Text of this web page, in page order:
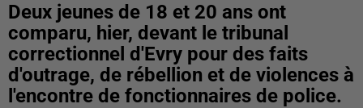
Deux jeunes de 18 et 20 ans ont
comparu, hier, devant le tribunal
correctionnel d'Evry pour des faits
d'outrage, de rébellion et de violences à
l'encontre de fonctionnaires de police.